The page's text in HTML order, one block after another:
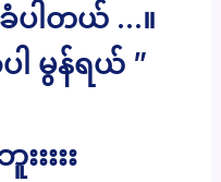
ခံပါတယ် …။
ါ မွန်ရယ် ”
းးး